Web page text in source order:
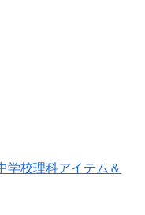
校理科アイテム＆